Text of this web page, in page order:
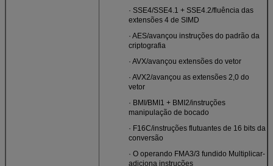
· SSE4/SSE4.1 + SSE4.2/fluência das
extensões 4 de SIMD
· AES/avançou instruções do padrão da
criptografia
· AVX/avançou extensões do vetor
· AVX2/avançou as extensões 2,0 do
vetor
· BMI/BMI1 + BMI2/instruções
manipulação de bocado
· F16C/instruções flutuantes de 16 bits da
conversão
· O operando FMA3/3 fundido Multiplicar-
adiciona instruções